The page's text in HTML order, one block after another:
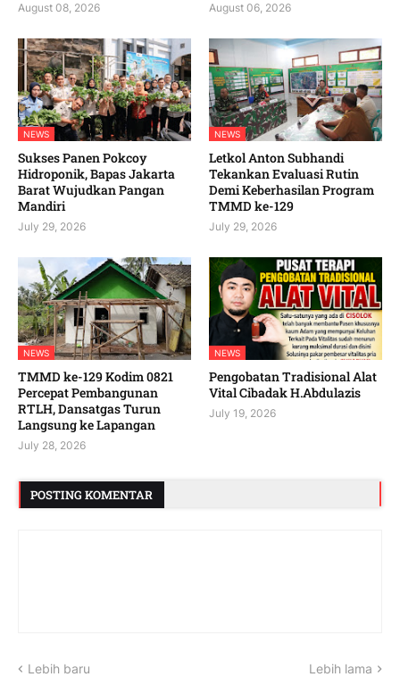
August 08, 2026 August 06, 2026
NEWS
Sukses Panen Pokcoy
Hidroponik, Bapas Jakarta
Barat Wujudkan Pangan
Mandiri
July 29, 2026
NEWS
Letkol Anton Subhandi
Tekankan Evaluasi Rutin
Demi Keberhasilan Program
TMMD ke-129
July 29, 2026
NEWS
TMMD ke-129 Kodim 0821
Percepat Pembangunan
RTLH, Dansatgas Turun
Langsung ke Lapangan
July 28, 2026
NEWS
Pengobatan Tradisional Alat
Vital Cibadak H.Abdulazis
July 19, 2026
POSTING KOMENTAR
Lebih baru Lebih lama